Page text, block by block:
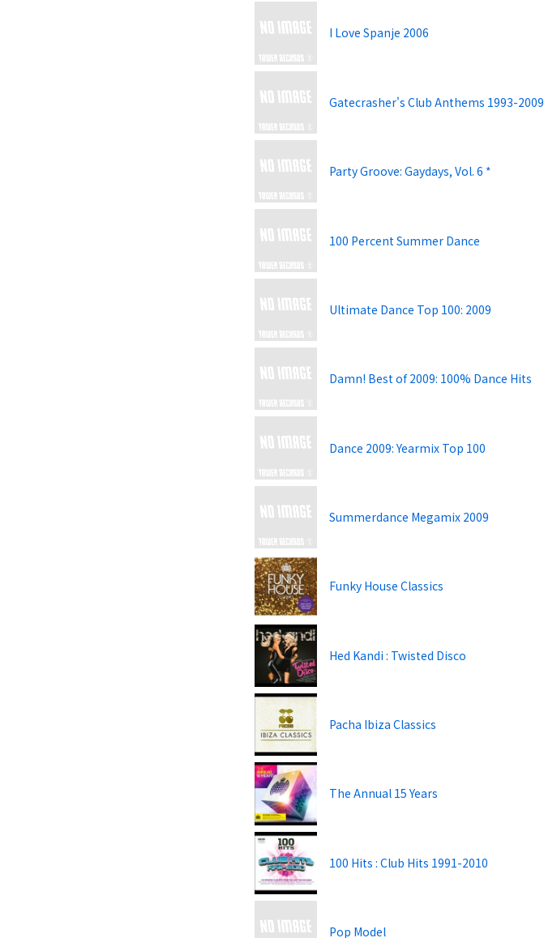
I Love Spanje 2006
Gatecrasher's Club Anthems 1993-2009
Party Groove: Gaydays, Vol. 6 *
100 Percent Summer Dance
Ultimate Dance Top 100: 2009
Damn! Best of 2009: 100% Dance Hits
Dance 2009: Yearmix Top 100
Summerdance Megamix 2009
Funky House Classics
Hed Kandi : Twisted Disco
Pacha Ibiza Classics
The Annual 15 Years
100 Hits : Club Hits 1991-2010
Pop Model